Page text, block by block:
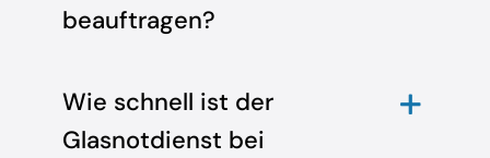
beauftragen?
Wie schnell ist der
Glasnotdienst bei